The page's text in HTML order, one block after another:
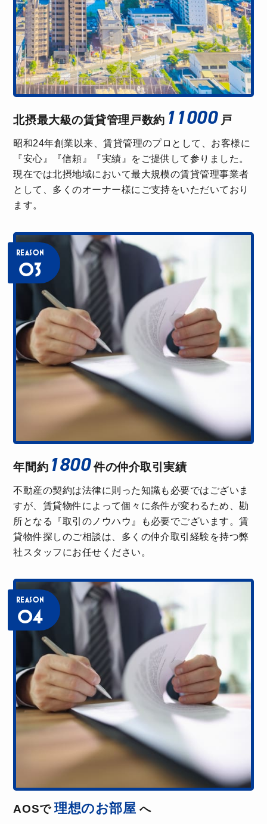
北摂最大級の賃貸管理戸数約 11000戸
昭和24年創業以来、賃貸管理のプロとして、お客様に
『安心』『信頼』『実績』をご提供して参りました。
現在では北摂地域において最大規模の賃貸管理事業者
として、多くのオーナー様にご支持をいただいており
ます。
REASON
03
年間約 1800件の仲介取引実績
不動産の契約は法律に則った知識も必要ではございま
すが、賃貸物件によって個々に条件が変わるため、勘
所となる『取引のノウハウ』も必要でございます。賃
貸物件探しのご相談は、多くの仲介取引経験を持つ弊
社スタッフにお任せください。
REASON
04
AOSで理想のお部屋 へ